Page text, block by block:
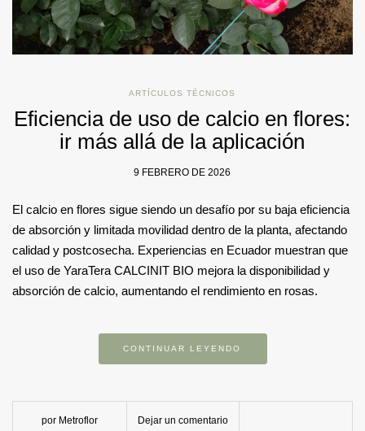
ARTÍCULOS TÉCNICOS
Eficiencia de uso de calcio en flores:
ir más allá de la aplicación
9 FEBRERO DE 2026
El calcio en flores sigue siendo un desafío por su baja eficiencia
de absorción y limitada movilidad dentro de la planta, afectando
calidad y postcosecha. Experiencias en Ecuador muestran que
el uso de YaraTera CALCINIT BIO mejora la disponibilidad y
absorción de calcio, aumentando el rendimiento en rosas.
CONTINUAR LEYENDO
por Metroflor Dejar un comentario